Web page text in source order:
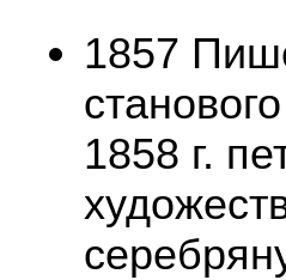
1857
1858 г.